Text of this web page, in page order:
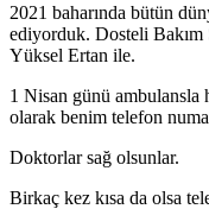
2021 baharında bütün
ediyorduk. Dosteli
Yüksel Ertan ile.
1 Nisan günü ambulansla
olarak benim telefon
Doktorlar sağ olsunlar.
Birkaç kez kısa da olsa